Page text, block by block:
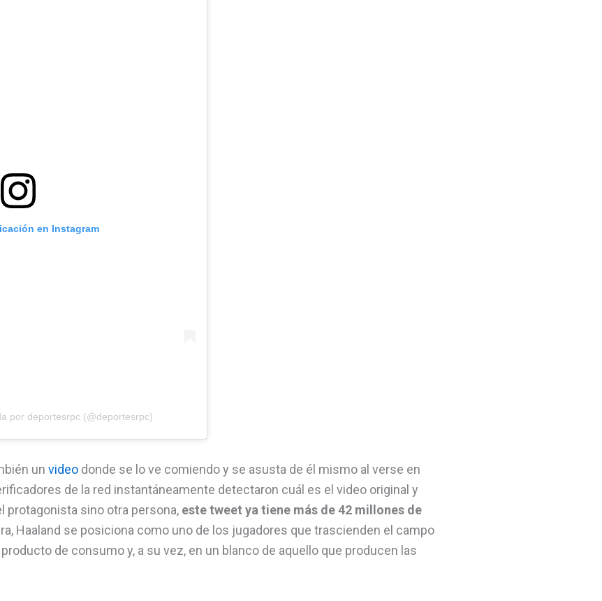
en Instagram
por deportesrpc (@deportesrpc)
un video donde se lo ve comiendo y se asusta de él mismo al verse en
de la red instantáneamente detectaron cuál es el video original y
protagonista sino otra persona, este tweet ya tiene más de 42 millones de
Haaland se posiciona como uno de los jugadores que trascienden el campo
de consumo y, a su vez, en un blanco de aquello que producen las